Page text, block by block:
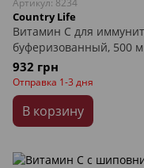
Country Life
Витамин С для
буферизованный, 500
932 грн
Отправка 1-3 дня
В корзину